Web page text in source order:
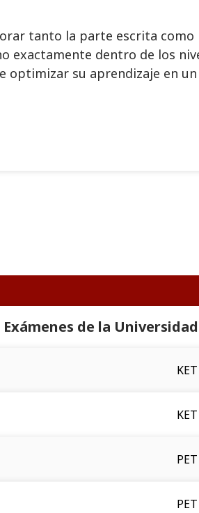
tanto la parte escrita como
exactamente dentro de los
optimizar su aprendizaje en
Exámenes de la
KET
KET
PET
PET